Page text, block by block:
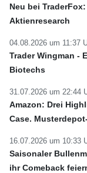
Neu bei
Aktienresearch
04.08.2026 um 11:37
Trader Wingman -
Biotechs
31.07.2026 um 22:44
Amazon: Drei
Case.
16.07.2026 um 10:33
Saisonaler
ihr Comeback